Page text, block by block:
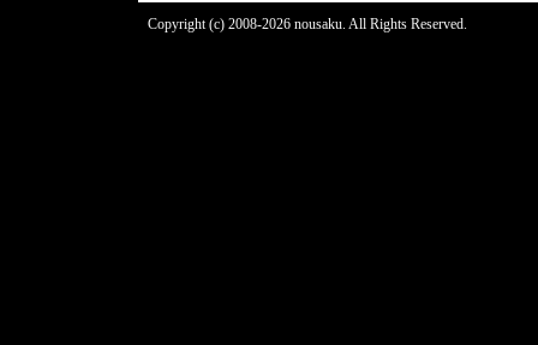
Copyright (c) 2008-2026 nousaku. All Rights Reserved.